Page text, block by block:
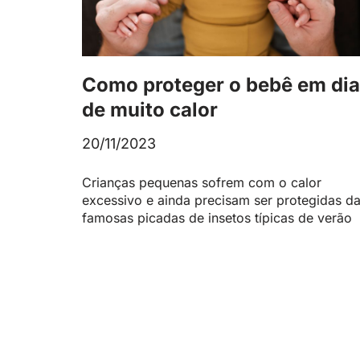
Como proteger o bebê em
de muito calor
20/11/2023
Crianças pequenas sofrem com o calor
excessivo e ainda precisam ser protegidas
famosas picadas de insetos típicas de verão